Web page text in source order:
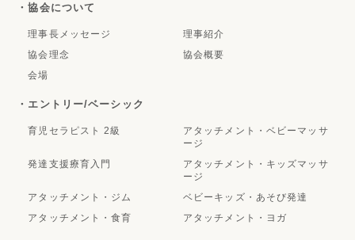
・協会について
理事長メッセージ
理事紹介
協会理念
協会概要
会場
・エントリー/ベーシック
育児セラピスト 2級
アタッチメント・ベビーマッサ
ージ
発達支援療育入門
アタッチメント・キッズマッサ
ージ
アタッチメント・ジム
ベビーキッズ・あそび発達
アタッチメント・食育
アタッチメント・ヨガ